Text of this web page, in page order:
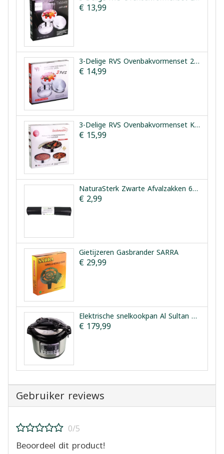
€ 13,99
3-Delige RVS Ovenbakvormenset 28/32/36cm
€ 14,99
3-Delige RVS Ovenbakvormenset Kochmaster Platinum
€ 15,99
NaturaSterk Zwarte Afvalzakken 60x80cm 20 Stuks
€ 2,99
Gietijzeren Gasbrander SARRA
€ 29,99
Elektrische snelkookpan Al Sultan 12L
€ 179,99
Gebruiker reviews
0/5
Beoordeel dit product!